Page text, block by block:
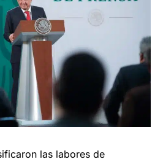
las labores de